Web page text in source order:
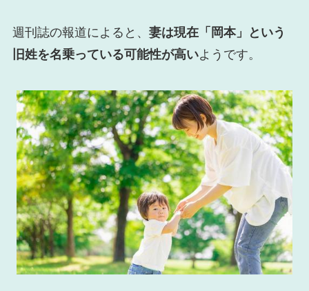
週刊誌の報道によると、 妻は現在「岡本」という
旧姓を名乗っている可能性が高いようです。